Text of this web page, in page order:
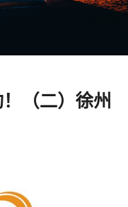
（二）徐州